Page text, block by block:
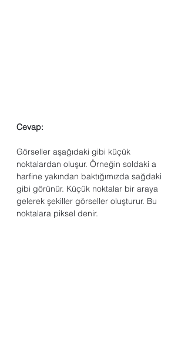
Cevap:
Görseller aşağıdaki gibi küçük
noktalardan oluşur. Örneğin soldaki a
harfine yakından baktığımızda sağdaki
gibi görünür. Küçük noktalar bir araya
gelerek şekiller görseller oluşturur. Bu
noktalara piksel denir.